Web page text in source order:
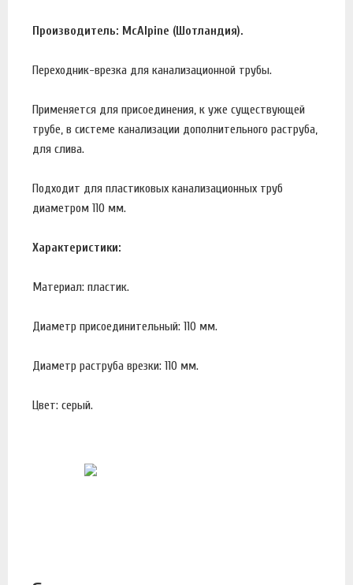
Производитель: McAlpine (Шотландия).
Переходник-врезка для канализационной трубы.
Применяется для присоединения, к уже существующей
трубе, в системе канализации дополнительного раструба,
для слива.
Подходит для пластиковых канализационных труб
диаметром 110 мм.
Характеристики:
Материал: пластик.
Диаметр присоединительный: 110 мм.
Диаметр раструба врезки: 110 мм.
Цвет: серый.